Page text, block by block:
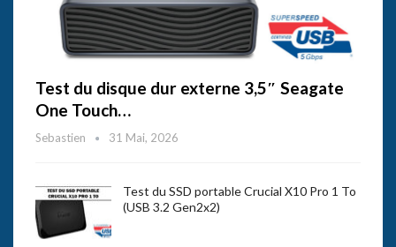
Test du disque dur externe 3,5″ Seagate
One Touch…
Sebastien 31 Mai, 2026
Test du SSD portable Crucial X10 Pro 1 To
(USB 3.2 Gen2x2)